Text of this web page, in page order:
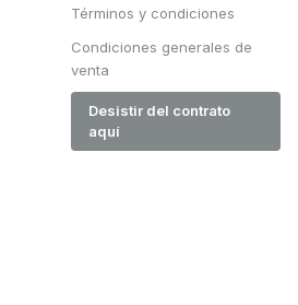
Términos y condiciones
Condiciones generales de
venta
Desistir del contrato
aquí